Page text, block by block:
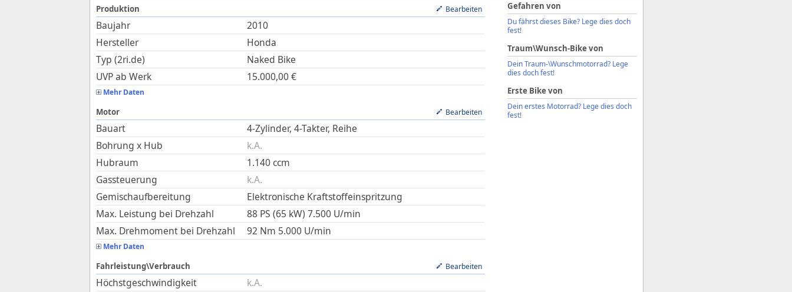
Produktion Bearbeiten
Baujahr
2010
Hersteller
Honda
Typ (2ri.de)
Naked Bike
UVP ab Werk
15.000,00€
Mehr Daten
Motor Bearbeiten
Bauart
4-Zylinder, 4-Takter, Reihe
Bohrung x Hub
k.A.
Hubraum
1.140 ccm
Gassteuerung
k.A.
Gemischaufbereitung
Elektronische Kraftstoffeinspritzung
Max. Leistung bei Drehzahl
88 PS (65 kW) 7.500 U/min
Max. Drehmoment bei Drehzahl
92 Nm 5.000 U/min
Mehr Daten
Fahrleistung\Verbrauch Bearbeiten
Höchstgeschwindigkeit
k.A.
Gefahren von
Du fährst dieses Bike? Lege dies doch
fest!
Traum\Wunsch-Bike von
Dein Traum-\Wunschmotorrad? Lege
dies doch fest!
Erste Bike von
Dein erstes Motorrad? Lege dies doch
fest!